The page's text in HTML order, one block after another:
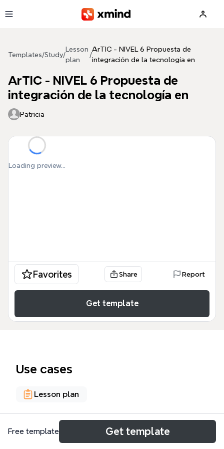
Templates/Study/
Lesson
plan
/
ArTIC - NIVEL 6 Propuesta de
integración de la tecnología en
ArTIC - NIVEL 6 Propuesta de
integración de la tecnología en
Patricia
Loading preview...
Favorites Share Report
Get template
Use cases
Lesson plan
About
Free template Get template